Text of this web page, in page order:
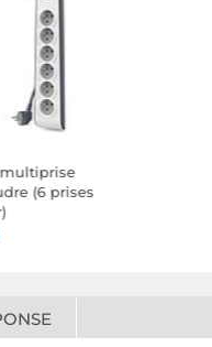
(6 prises